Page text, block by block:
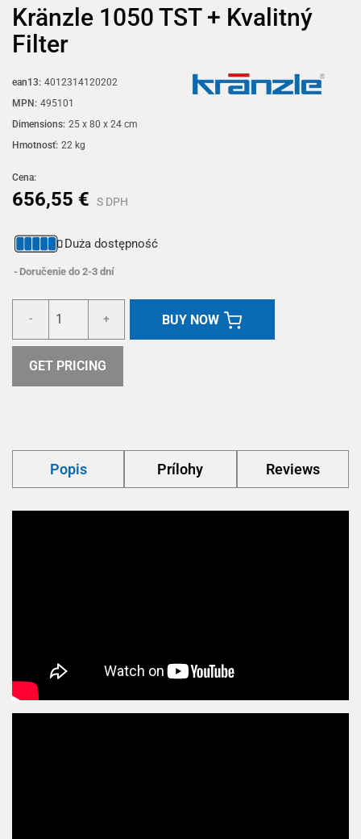
Kränzle 1050 TST + Kvalitný
Filter
ean13: 4012314120202
MPN: 495101
Dimensions: 25 x 80 x 24 cm
Hmotnosť: 22 kg
Cena:
656,55 € S DPH
Duża dostępność
Doručenie do 2-3 dní
- + BUY NOW
GET PRICING
Popis Prílohy Reviews